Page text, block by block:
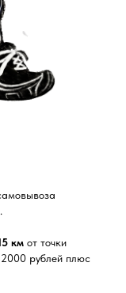
км от точки
рублей плюс